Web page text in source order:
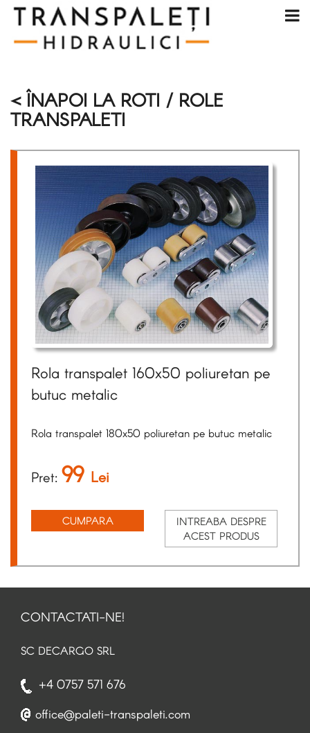
< ÎNAPOI LA ROTI / ROLE
TRANSPALETI
Rola transpalet 160x50 poliuretan pe
butuc metalic
Rola transpalet 180x50 poliuretan pe butuc metalic
Pret: 99 Lei
CUMPARA
INTREABA DESPRE
ACEST PRODUS
CONTACTATI-NE!
SC DECARGO SRL
+4 0757 571 676
office@paleti-transpaleti.com